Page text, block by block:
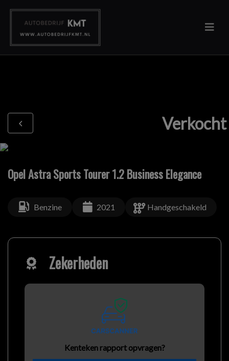
Verkocht
Opel Astra Sports Tourer 1.2 Business Elegance
Benzine 2021 Handgeschakeld
Zekerheden
Kenteken rapport opvragen?